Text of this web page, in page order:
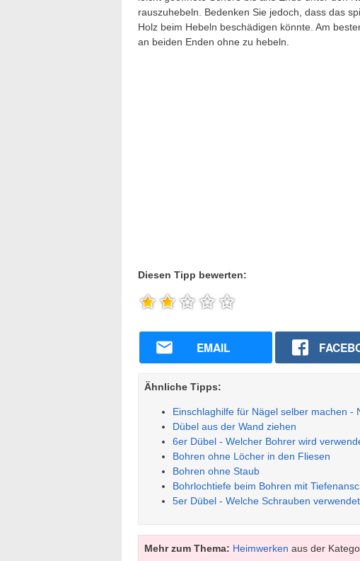
rauszuhebeln. Bedenken Sie jedoch, dass das
Holz beim Hebeln beschädigen könnte. Am
an beiden Enden ohne zu hebeln.
Diesen Tipp bewerten:
EMAIL
Ähnliche Tipps:
Einschlaghilfe für Nägel selber machen -
Dübel aus der Wand ziehen
6er Dübel - Welcher Bohrer wird
Bohren ohne Löcher in den Fliesen
Bohren ohne Staub
Bohrlochtiefe beim Bohren mit
5er Dübel - Welche Schrauben
Mehr zum Thema: Heimwerken aus der